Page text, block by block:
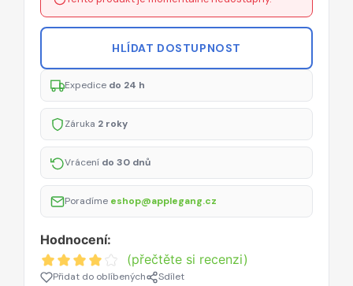
HLÍDAT DOSTUPNOST
Expedice do 24 h
Záruka 2 roky
Vrácení do 30 dnů
Poradíme eshop@applegang.cz
Hodnocení:
(přečtěte si recenzi)
Přidat do oblíbených Sdílet